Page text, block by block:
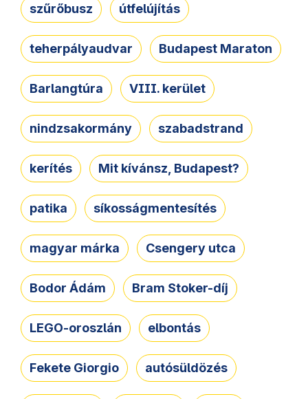
szűrőbusz útfelújítás
teherpályaudvar Budapest Maraton
Barlangtúra VIII. kerület
nindzsakormány szabadstrand
kerítés Mit kívánsz, Budapest?
patika síkosságmentesítés
magyar márka Csengery utca
Bodor Ádám Bram Stoker-díj
LEGO-oroszlán elbontás
Fekete Giorgio autósüldözés